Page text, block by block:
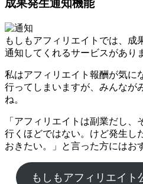
成果発生通知機能
もしもアフィリエイトでは、成
通知してくれるサービスがあり
私はアフィリエイト報酬が気に
行ってしまいますが、みんなが
ね。
「アフィリエイトは副業だし
行くほどではない。けど発生し
おきたい。」と言った方にはお
もしもアフィリエイト